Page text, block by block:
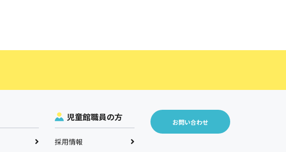
児童館職員の方
採用情報
お問い合わせ